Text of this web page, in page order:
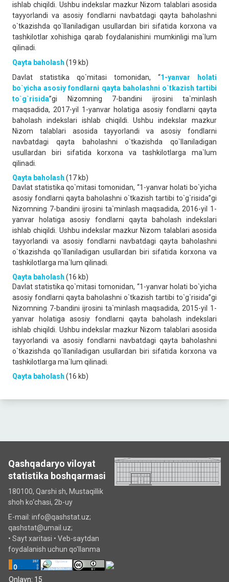
ishlab chiqildi. Ushbu indekslar mazkur Nizom talablari asosida
tayyorlandi va asosiy fondlarni navbatdagi qayta baholashni
o`tkazishda qo`llaniladigan usullardan biri sifatida korxona va
tashkilotlar xohishiga qarab foydalanishini mumkinligi ma`lum
qilinadi.
Qayta baholash (19 kb)
Davlat statistika qo`mitasi tomonidan, “1-yanvar holati
bo`yicha asosiy fondlarni qayta baholashni o`tkazish tartibi
to`g`risida”gi Nizomning 7-bandini ijrosini ta`minlash
maqsadida, 2017-yil 1-yanvar holatiga asosiy fondlarni qayta
baholash indekslari ishlab chiqildi. Ushbu indekslar mazkur
Nizom talablari asosida tayyorlandi va asosiy fondlarni
navbatdagi qayta baholashni o`tkazishda qo`llaniladigan
usullardan biri sifatida korxona va tashkilotlarga ma`lum
qilinadi.
Qayta baholash (17 kb)
Davlat statistika qo`mitasi tomonidan, “1-yanvar holati bo`yicha
asosiy fondlarni qayta baholashni o`tkazish tartibi to`g`risida”gi
Nizomning 7-bandini ijrosini ta`minlash maqsadida, 2016-yil 1-
yanvar holatiga asosiy fondlarni qayta baholash indekslari
ishlab chiqildi. Ushbu indekslar mazkur Nizom talablari asosida
tayyorlandi va asosiy fondlarni navbatdagi qayta baholashni
o`tkazishda qo`llaniladigan usullardan biri sifatida korxona va
tashkilotlarga ma`lum qilinadi.
Qayta baholash (16 kb)
Davlat statistika qo`mitasi tomonidan, “1-yanvar holati bo`yicha
asosiy fondlarni qayta baholashni o`tkazish tartibi to`g`risida”gi
Nizomning 7-bandini ijrosini ta`minlash maqsadida, 2015-yil 1-
yanvar holatiga asosiy fondlarni qayta baholash indekslari
ishlab chiqildi. Ushbu indekslar mazkur Nizom talablari asosida
tayyorlandi va asosiy fondlarni navbatdagi qayta baholashni
o`tkazishda qo`llaniladigan usullardan biri sifatida korxona va
tashkilotlarga ma`lum qilinadi.
Qayta baholash (16 kb)
Qashqadaryo viloyat
statistika boshqarmasi
180100, Qarshi sh, Mustаqillik
shoh ko‘chаsi, 2b-uy
E-mail: info@qashstat.uz;
qashstat@umail.uz;
• Sayt xaritasi • Veb-saytdan
foydalanish uchun qo'llanma
Onlayn: 15